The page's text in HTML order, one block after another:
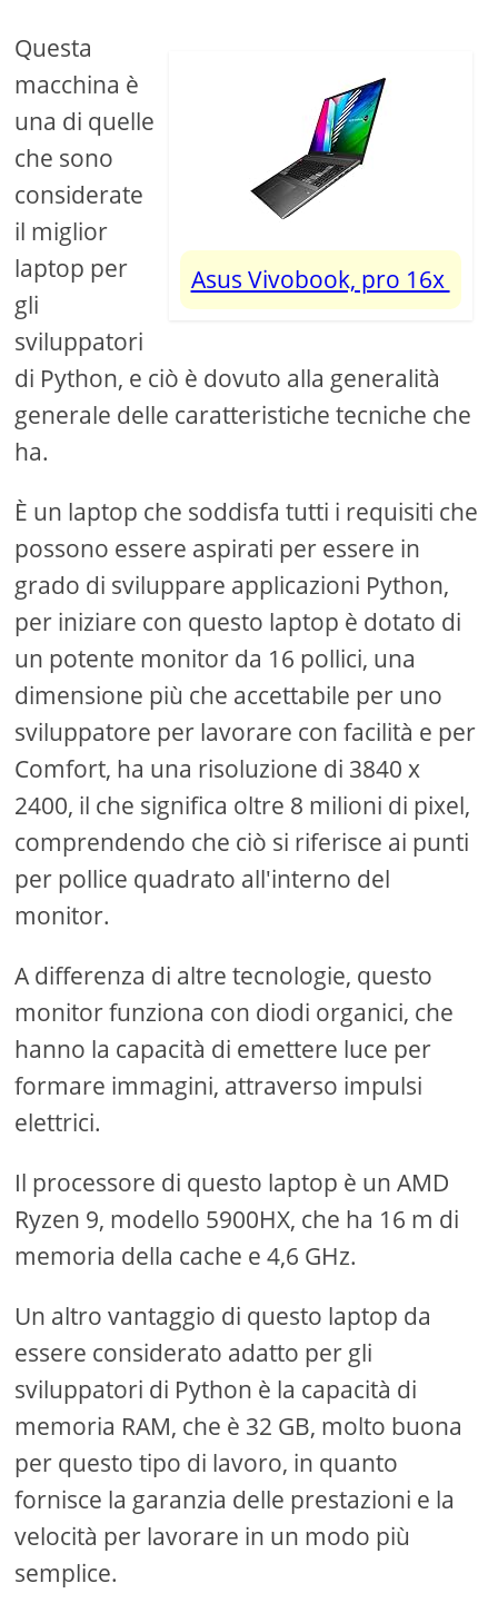
Asus Vivobook, pro 16x
Questa
macchina è
una di quelle
che sono
considerate
il miglior
laptop per
gli
sviluppatori
di Python, e ciò è dovuto alla generalità
generale delle caratteristiche tecniche che
ha.
È un laptop che soddisfa tutti i requisiti che
possono essere aspirati per essere in
grado di sviluppare applicazioni Python,
per iniziare con questo laptop è dotato di
un potente monitor da 16 pollici, una
dimensione più che accettabile per uno
sviluppatore per lavorare con facilità e per
Comfort, ha una risoluzione di 3840 x
2400, il che significa oltre 8 milioni di pixel,
comprendendo che ciò si riferisce ai punti
per pollice quadrato all'interno del
monitor.
A differenza di altre tecnologie, questo
monitor funziona con diodi organici, che
hanno la capacità di emettere luce per
formare immagini, attraverso impulsi
elettrici.
Il processore di questo laptop è un AMD
Ryzen 9, modello 5900HX, che ha 16 m di
memoria della cache e 4,6 GHz.
Un altro vantaggio di questo laptop da
essere considerato adatto per gli
sviluppatori di Python è la capacità di
memoria RAM, che è 32 GB, molto buona
per questo tipo di lavoro, in quanto
fornisce la garanzia delle prestazioni e la
velocità per lavorare in un modo più
semplice.